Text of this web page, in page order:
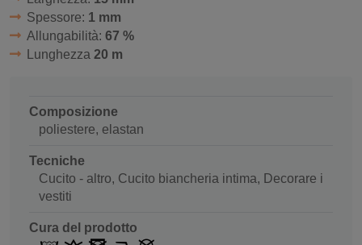
Spessore: 1 mm
Allungabilità: 67 %
Lunghezza 20 m
Composizione
poliestere, elastan
Tecniche
Cucito - altro, Cucito biancheria intima, Decorare i
vestiti
Cura del prodotto